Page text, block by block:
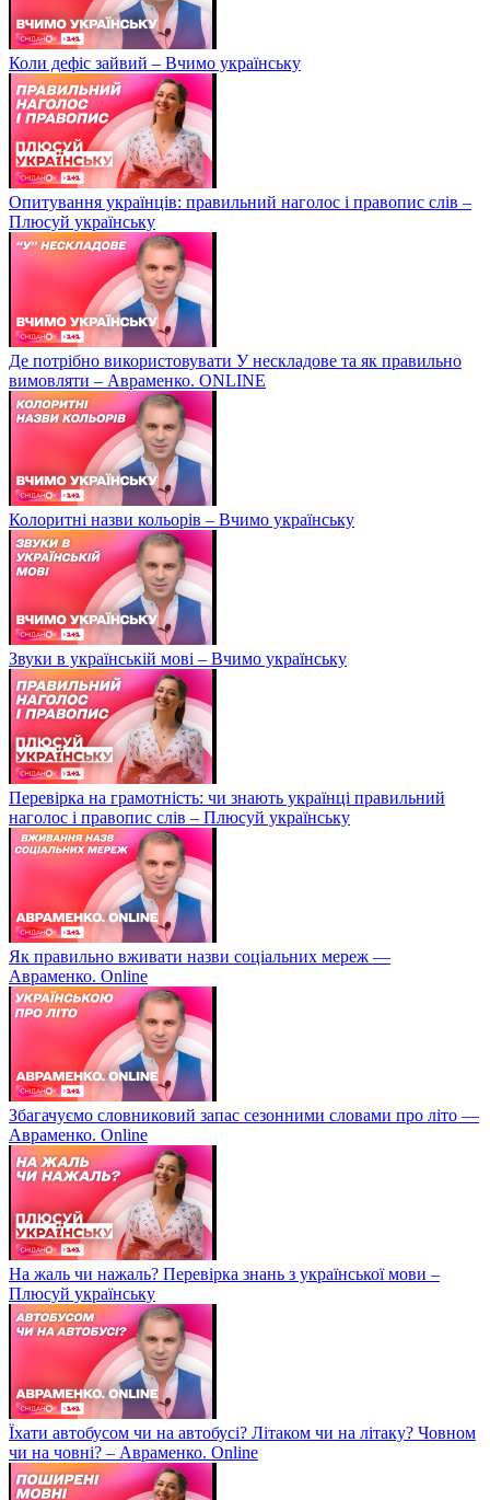
Коли дефіс зайвий – Вчимо українську
Опитування українців: правильний наголос і правопис слів –
Плюсуй українську
Де потрібно використовувати У нескладове та як правильно
вимовляти – Авраменко. ONLINE
Колоритні назви кольорів – Вчимо українську
Звуки в українській мові – Вчимо українську
Перевірка на грамотність: чи знають українці правильний
наголос і правопис слів – Плюсуй українську
Як правильно вживати назви соціальних мереж —
Авраменко. Online
Збагачуємо словниковий запас сезонними словами про літо —
Авраменко. Online
На жаль чи нажаль? Перевірка знань з української мови –
Плюсуй українську
Їхати автобусом чи на автобусі? Літаком чи на літаку? Човном
чи на човні? – Авраменко. Online